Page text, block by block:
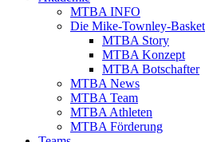
MTBA INFO
Die Mike-Townley-
MTBA Story
MTBA Konzept
MTBA Botschafter
MTBA News
MTBA Team
MTBA Athleten
MTBA Förderung